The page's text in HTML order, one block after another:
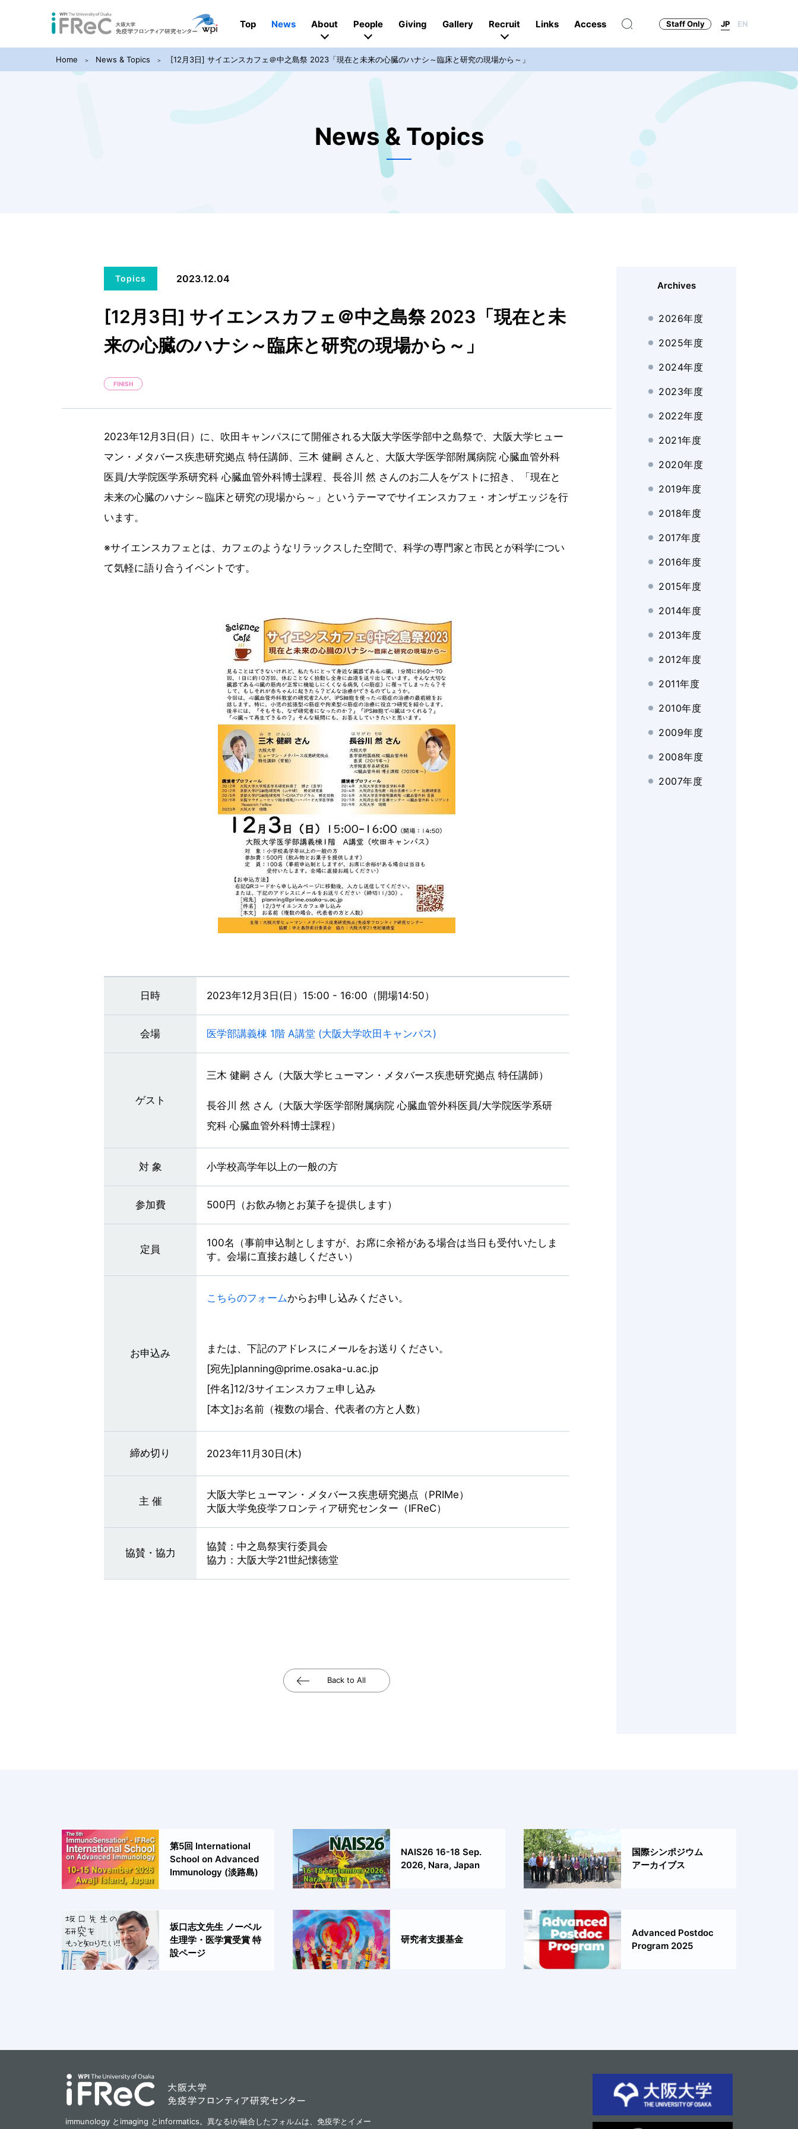
Top News About People Giving Gallery Recruit Links Access Staff Only JP EN
Home News & Topics [12月3日] サイエンスカフェ＠中之島祭 2023「現在と未来の心臓のハナシ～臨床と研究の現場から～」
News & Topics
Topics 2023.12.04
[12月3日] サイエンスカフェ＠中之島祭 2023「現在と未
来の心臓のハナシ～臨床と研究の現場から～」
FINISH
2023年12月3日(日）に、吹田キャンパスにて開催される大阪大学医学部中之島祭で、大阪大学ヒュー
マン・メタバース疾患研究拠点 特任講師、三木 健嗣 さんと、大阪大学医学部附属病院 心臓血管外科
医員/大学院医学系研究科 心臓血管外科博士課程、長谷川 然 さんのお二人をゲストに招き、「現在と
未来の心臓のハナシ～臨床と研究の現場から～」というテーマでサイエンスカフェ・オンザエッジを行
います。
※サイエンスカフェとは、カフェのようなリラックスした空間で、科学の専門家と市民とが科学につい
て気軽に語り合うイベントです。
日時 2023年12月3日(日）15:00 - 16:00（開場14:50）
会場 医学部講義棟 1階 A講堂 (大阪大学吹田キャンパス)
ゲスト
三木 健嗣 さん（大阪大学ヒューマン・メタバース疾患研究拠点 特任講師）
長谷川 然 さん（大阪大学医学部附属病院 心臓血管外科医員/大学院医学系研
究科 心臓血管外科博士課程）
対 象 小学校高学年以上の一般の方
参加費 500円（お飲み物とお菓子を提供します）
定員
100名（事前申込制としますが、お席に余裕がある場合は当日も受付いたしま
す。会場に直接お越しください）
お申込み
こちらのフォームからお申し込みください。
または、下記のアドレスにメールをお送りください。
[宛先]planning@prime.osaka-u.ac.jp
[件名]12/3サイエンスカフェ申し込み
[本文]お名前（複数の場合、代表者の方と人数）
締め切り 2023年11月30日(木)
主 催
大阪大学ヒューマン・メタバース疾患研究拠点（PRIMe）
大阪大学免疫学フロンティア研究センター（IFReC）
協賛・協力
協賛：中之島祭実行委員会
協力：大阪大学21世紀懐徳堂
Back to All
Archives
2026年度
2025年度
2024年度
2023年度
2022年度
2021年度
2020年度
2019年度
2018年度
2017年度
2016年度
2015年度
2014年度
2013年度
2012年度
2011年度
2010年度
2009年度
2008年度
2007年度
第5回 International
School on Advanced
Immunology (淡路島)
NAIS26 16-18 Sep.
2026, Nara, Japan
国際シンポジウム
アーカイブス
坂口志文先生 ノーベル
生理学・医学賞受賞 特
設ページ
研究者支援基金
Advanced Postdoc
Program 2025
immunology とimaging とinformatics。異なるiが融合したフォルムは、免疫学とイメー